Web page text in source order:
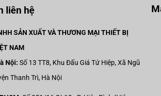
liên hệ
SẢN XUẤT VÀ THƯƠNG MẠI THIẾT BỊ
NAM
Nội: Số 13 TT8, Khu Đấu Giá Tứ Hiệp, Xã Ngũ
Thanh Trì, Hà Nội